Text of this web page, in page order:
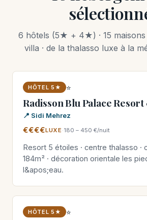
6 hôtels (5★ + 4★) · 15 maisons
villa · de la thalasso luxe à la
HÔTEL 5★ ⭐
Radisson Blu Palace
📍 Sidi Mehrez
€€€€LUXE ·180 – 450 €/nuit
Resort 5 étoiles · centre thalasso ·
184m² · décoration orientale les
l&apos;eau.
HÔTEL 5★ ⭐